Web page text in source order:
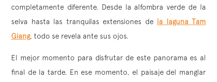
completamente diferente. Desde la alfombra verde de la
selva hasta las tranquilas extensiones de la laguna Tam
Giang, todo se revela ante sus ojos.
El mejor momento para disfrutar de este panorama es al
final de la tarde. En ese momento, el paisaje del manglar